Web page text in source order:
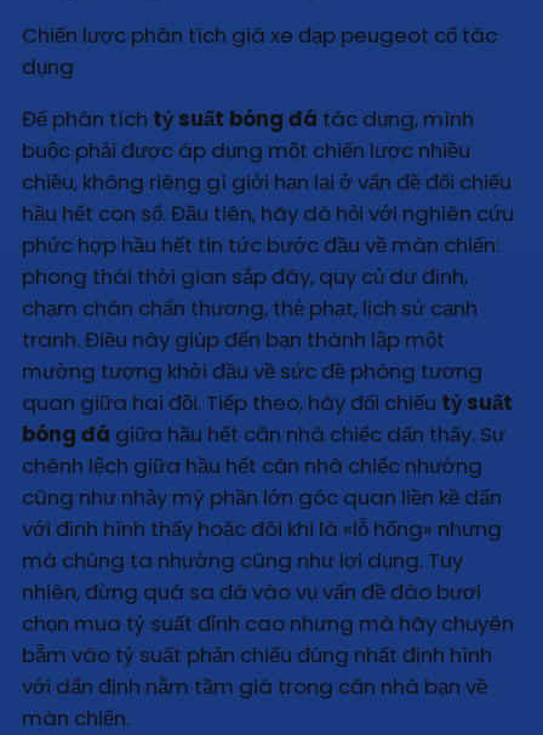
Chiến lược phân tích giá xe đạp peugeot cổ tác
dụng
Để phân tích tỷ suất bóng đá tác dụng, mình
buộc phải được áp dụng một chiến lược nhiều
chiều, không riêng gì giới hạn lại ở vấn đề đối chiếu
hầu hết con số. Đầu tiên, hãy dò hỏi với nghiên cứu
phức hợp hầu hết tin tức bước đầu về màn chiến:
phong thái thời gian sắp đây, quy củ dự định,
chạm chán chấn thương, thẻ phạt, lịch sử cạnh
tranh. Điều này giúp đến bạn thành lập một
mường tượng khởi đầu về sức đề phòng tương
quan giữa hai đội. Tiếp theo, hãy đối chiếu tỷ suất
bóng đá giữa hầu hết căn nhà chiếc dấn thấy. Sự
chênh lệch giữa hầu hết căn nhà chiếc nhường
cũng như nhảy mý phần lớn góc quan liền kề dấn
với định hình thấy hoặc đôi khi là «lỗ hổng» nhưng
mà chúng ta nhường cũng như lợi dụng. Tuy
nhiên, đừng quá sa đà vào vụ vấn đề đào bươi
chọn mua tỷ suất đỉnh cao nhưng mà hãy chuyên
bẵm vào tỷ suất phản chiếu đúng nhất định hình
với dấn định nằm tầm giá trong căn nhà bạn về
màn chiến.